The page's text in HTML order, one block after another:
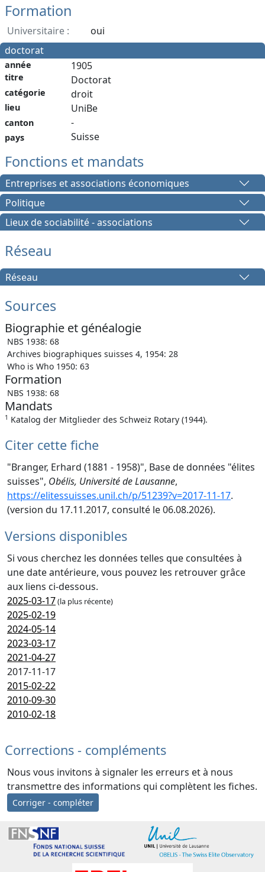
Formation
Universitaire :
oui
doctorat
année
titre
catégorie
lieu
canton
pays
1905
Doctorat
droit
UniBe
-
Suisse
Fonctions et mandats
Entreprises et associations économiques
Politique
Lieux de sociabilité - associations
Réseau
Réseau
Sources
Biographie et généalogie
NBS 1938: 68
Archives biographiques suisses 4, 1954: 28
Who is Who 1950: 63
Formation
NBS 1938: 68
Mandats
1 Katalog der Mitglieder des Schweiz Rotary (1944).
Citer cette fiche
"Branger, Erhard (1881 - 1958)", Base de données "élites
suisses", Obélis, Université de Lausanne,
https://elitessuisses.unil.ch/p/51239?v=2017-11-17.
(version du 17.11.2017, consulté le 06.08.2026).
Versions disponibles
Si vous cherchez les données telles que consultées à
une date antérieure, vous pouvez les retrouver grâce
aux liens ci-dessous.
2025-03-17(la plus récente)
2025-02-19
2024-05-14
2023-03-17
2021-04-27
2017-11-17
2015-02-22
2010-09-30
2010-02-18
Corrections - compléments
Nous vous invitons à signaler les erreurs et à nous
transmettre des informations qui complètent les fiches.
Corriger - compléter